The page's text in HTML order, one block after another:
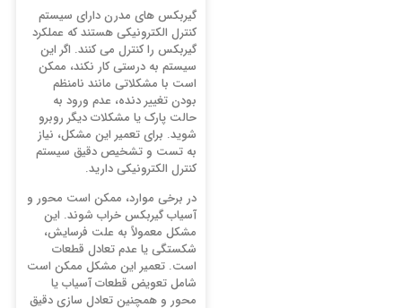
گیربکس ‌های مدرن دارای سیستم
کنترل الکترونیکی هستند که عملکرد
گیربکس را کنترل می ‌کنند. اگر این
سیستم به درستی کار نکند، ممکن
است با مشکلاتی مانند نامنظم
بودن تغییر دنده، عدم ورود به
حالت پارک یا مشکلات دیگر روبرو
شوید. برای تعمیر این مشکل، نیاز
به تست و تشخیص دقیق سیستم
کنترل الکترونیکی دارید.
در برخی موارد، ممکن است محور و
آسیاب گیربکس خراب شوند. این
مشکل معمولاً به علت فرسایش،
شکستگی یا عدم تعادل قطعات
است. تعمیر این مشکل ممکن است
شامل تعویض قطعات آسیاب یا
محور و همچنین تعادل سازی دقیق